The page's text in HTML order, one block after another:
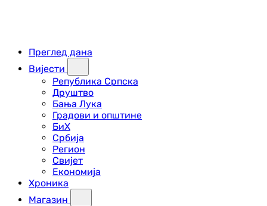
Преглед дана
Вијести
Република Српска
Друштво
Бања Лука
Градови и општине
БиХ
Србија
Регион
Свијет
Економија
Хроника
Магазин